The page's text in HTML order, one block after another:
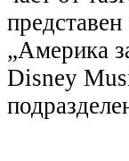
„Америка
Disney